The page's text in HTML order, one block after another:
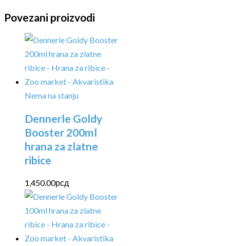
Povezani proizvodi
Nema na stanju
Dennerle Goldy
Booster 200ml
hrana za zlatne
ribice
1,450.00рсд